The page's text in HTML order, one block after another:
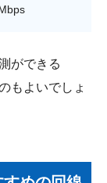
ができる
もよいでしょ